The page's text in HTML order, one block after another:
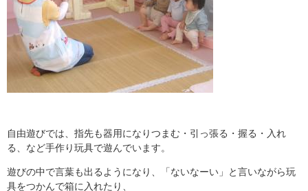
自由遊びでは、指先も器用になりつまむ・引っ張る・握る・入れ
る、など手作り玩具で遊んでいます。
遊びの中で言葉も出るようになり、「ないなーい」と言いながら玩
具をつかんで箱に入れたり、